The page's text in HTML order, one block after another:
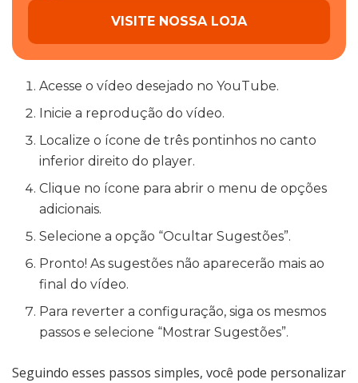
VISITE NOSSA LOJA
Acesse o vídeo desejado no YouTube.
Inicie a reprodução do vídeo.
Localize o ícone de três pontinhos no canto
inferior direito do player.
Clique no ícone para abrir o menu de opções
adicionais.
Selecione a opção “Ocultar Sugestões”.
Pronto! As sugestões não aparecerão mais ao
final do vídeo.
Para reverter a configuração, siga os mesmos
passos e selecione “Mostrar Sugestões”.
Seguindo esses passos simples, você pode personalizar